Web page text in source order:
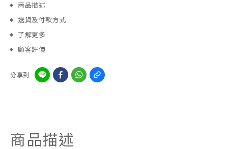
商品描述
送貨及付款方式
了解更多
顧客評價
分享到
商品描述